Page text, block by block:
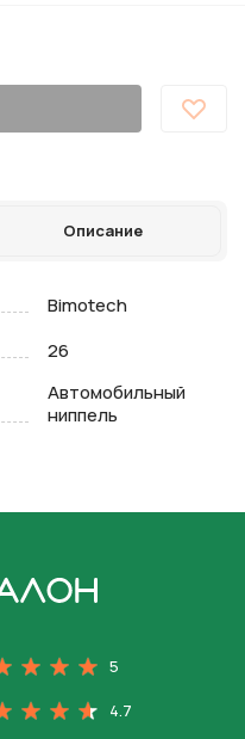
Описание
Bimotech
26
Автомобильный
ниппель
5
4.7